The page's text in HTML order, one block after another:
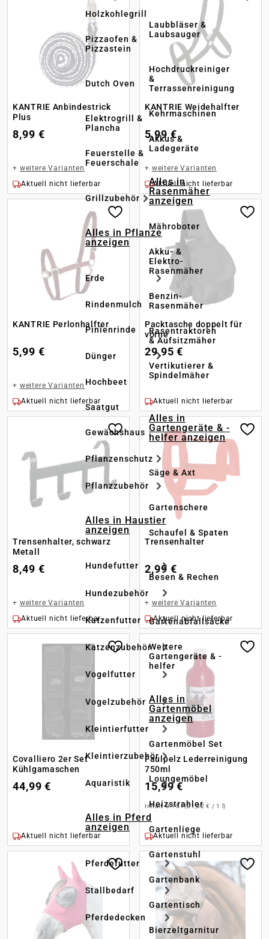
Holzkohlegrill
Pizzaofen &
Pizzastein
Dutch Oven
Elektrogrill &
Plancha
Feuerstelle &
Feuerschale
Grillzubehör
Alles in Pflanze
anzeigen
Erde
Rindenmulch
Pinienrinde
Dünger
Hochbeet
Saatgut
Gewächshaus
Pflanzenschutz
Pflanzzubehör
Alles in Haustier
anzeigen
Hundefutter
Hundezubehör
Katzenfutter
Katzenzubehör
Vogelfutter
Vogelzubehör
Kleintierfutter
Kleintierzubehör
Aquaristik
Alles in Pferd
anzeigen
Pferdefutter
Stallbedarf
Pferdedecken
Laubbläser &
Laubsauger
Hochdruckreiniger
&
Terrassenreinigung
Kehrmaschinen
Akkus &
Ladegeräte
Alles in
Rasenmäher
anzeigen
Mähroboter
Akku- &
Elektro-
Rasenmäher
Benzin-
Rasenmäher
Rasentraktoren
& Aufsitzmäher
Vertikutierer &
Spindelmäher
Alles in
Gartengeräte & -
helfer anzeigen
Säge & Axt
Gartenschere
Schaufel & Spaten
Besen & Rechen
Gartenabfallsäcke
Weitere
Gartengeräte & -
helfer
Alles in
Gartenmöbel
anzeigen
Gartenmöbel Set
Loungemöbel
Heizstrahler
Gartenliege
Gartenstuhl
Gartenbank
Gartentisch
Bierzeltgarnitur
KANTRIE Anbindestrick
Plus
8,99 €
+ weitere Varianten
Aktuell nicht lieferbar
KANTRIE Weidehalfter
5,99 €
+ weitere Varianten
Aktuell nicht lieferbar
KANTRIE Perlonhalfter
5,99 €
+ weitere Varianten
Aktuell nicht lieferbar
Packtasche doppelt für
vorne
29,95 €
Aktuell nicht lieferbar
Trensenhalter, schwarz
Metall
8,49 €
+ weitere Varianten
Aktuell nicht lieferbar
Trensenhalter
2,99 €
+ weitere Varianten
Aktuell nicht lieferbar
Covalliero 2er Set
Kühlgamaschen
44,99 €
Aktuell nicht lieferbar
Faulpelz Lederreinigung
750ml
15,99 €
Inhalt:0.75 l(21,32 € / 1 l)
Aktuell nicht lieferbar